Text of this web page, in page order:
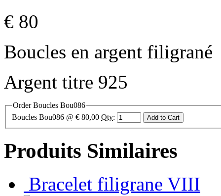
€ 80
Boucles en argent filigrané
Argent titre 925
Order Boucles Bou086
Boucles Bou086 @ € 80,00 Qty:
Produits Similaires
Bracelet filigrane VIII